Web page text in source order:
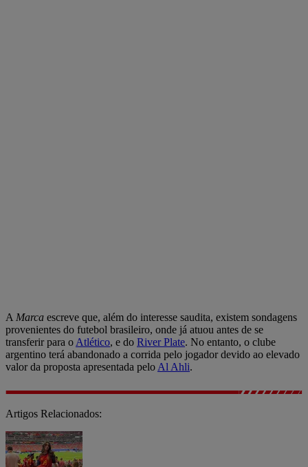
A Marca escreve que, além do interesse saudita, existem sondagens
provenientes do futebol brasileiro, onde já atuou antes de se
transferir para o Atlético, e do River Plate. No entanto, o clube
argentino terá abandonado a corrida pelo jogador devido ao elevado
valor da proposta apresentada pelo Al Ahli.
Artigos Relacionados: